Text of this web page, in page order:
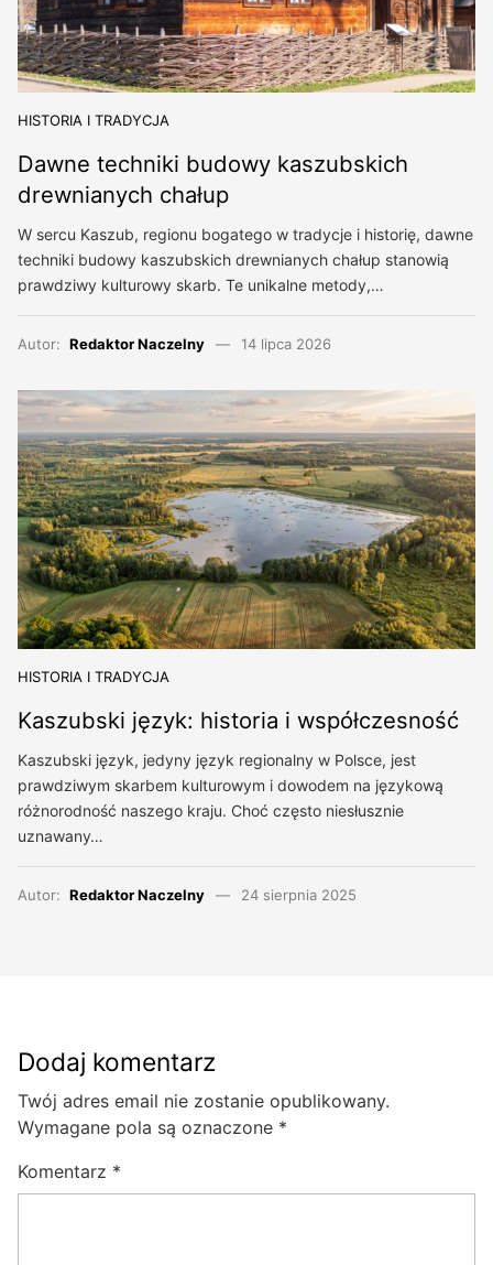
HISTORIA I TRADYCJA
Dawne techniki budowy kaszubskich
drewnianych chałup
W sercu Kaszub, regionu bogatego w tradycje i historię, dawne
techniki budowy kaszubskich drewnianych chałup stanowią
prawdziwy kulturowy skarb. Te unikalne metody,…
Autor: Redaktor Naczelny 14 lipca 2026
HISTORIA I TRADYCJA
Kaszubski język: historia i współczesność
Kaszubski język, jedyny język regionalny w Polsce, jest
prawdziwym skarbem kulturowym i dowodem na językową
różnorodność naszego kraju. Choć często niesłusznie
uznawany…
Autor: Redaktor Naczelny 24 sierpnia 2025
Dodaj komentarz
Twój adres email nie zostanie opublikowany.
Wymagane pola są oznaczone *
Komentarz *